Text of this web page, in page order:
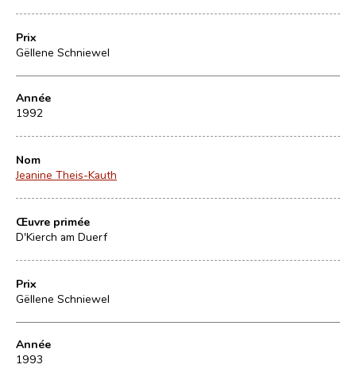
Prix
Gëllene Schniewel
Année
1992
Nom
Jeanine Theis-Kauth
Œuvre primée
D'Kierch am Duerf
Prix
Gëllene Schniewel
Année
1993